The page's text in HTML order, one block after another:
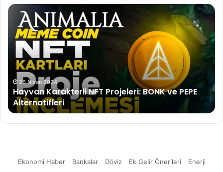
Hayvan
Karakterli
NFT
Projeleri:
BONK
PEPE
Alternatifleri
26 Nisan 2024
Hayvan Karakterli NFT Projeleri: BONK ve PEPE
Alternatifleri
E-
Ekonomi Haber Bankalar Döviz Ek Gelir Önerileri Enerji